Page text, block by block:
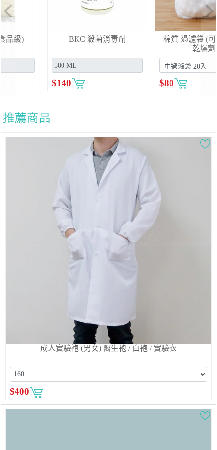
成人實驗袍 (男女) 醫生袍 / 白袍 / 實驗衣
$400
BKC 殺菌消毒劑
棉質 過濾袋 (可裝活性碳
Previous